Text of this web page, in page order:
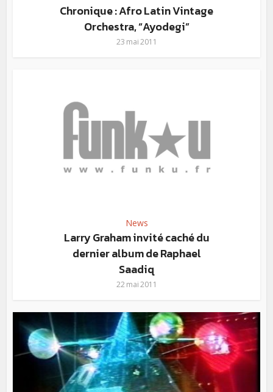
Chronique : Afro Latin Vintage
Orchestra, “Ayodegi”
23 mai 2011
News
Larry Graham invité caché du
dernier album de Raphael
Saadiq
22 mai 2011